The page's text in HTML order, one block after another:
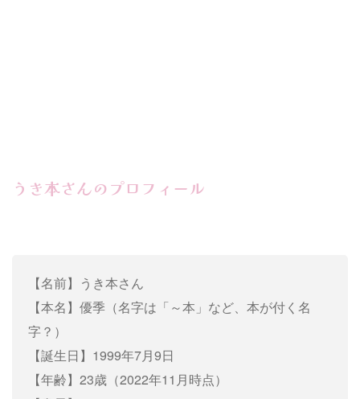
うき本さんのプロフィール
【名前】うき本さん
【本名】優季（名字は「～本」など、本が付く名
字？）
【誕生日】1999年7月9日
【年齢】23歳（2022年11月時点）